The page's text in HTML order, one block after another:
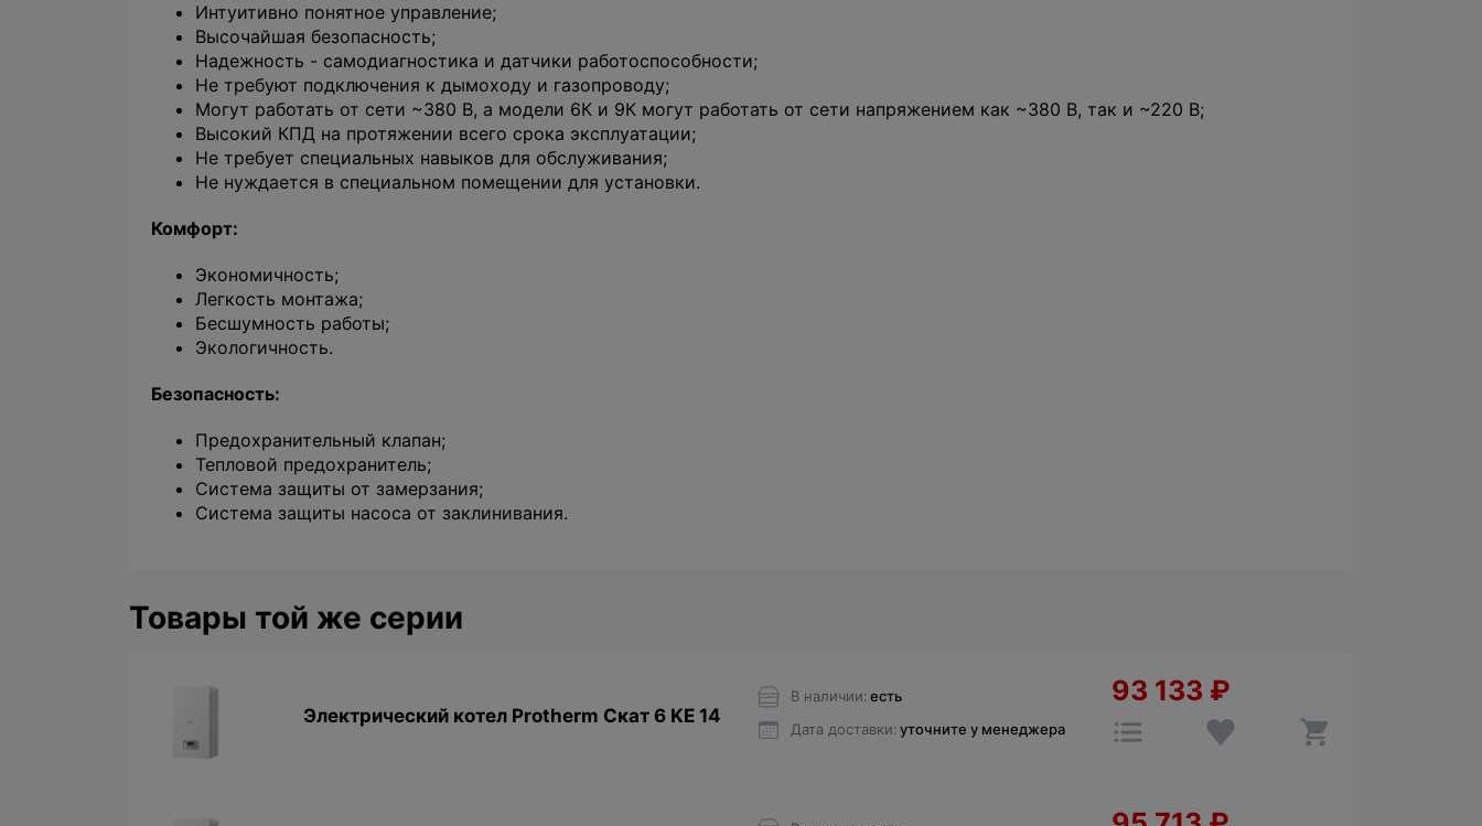
Интуитивно понятное управление;
Высочайшая безопасность;
Надежность - самодиагностика и датчики работоспособности;
Не требуют подключения к дымоходу и газопроводу;
Могут работать от сети ~380 В, а модели 6К и 9К могут работать от сети напряжением как ~380 В, так и ~220 В;
Высокий КПД на протяжении всего срока эксплуатации;
Не требует специальных навыков для обслуживания;
Не нуждается в специальном помещении для установки.
Комфорт:
Экономичность;
Легкость монтажа;
Бесшумность работы;
Экологичность.
Безопасность:
Предохранительный клапан;
Тепловой предохранитель;
Система защиты от замерзания;
Система защиты насоса от заклинивания.
Товары той же серии
Электрический котел Protherm Cкат 6 KE 14
В наличии: есть
Дата доставки: уточните у менеджера
93 133 ₽